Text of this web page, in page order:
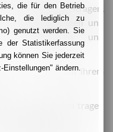
dazu beitragen,
Vorstellungen und
auszurichten und
ihres Kindes auf ihrem
der Trauernden tragen
wie z. B.:
die für den Betrieb
die lediglich zu
genutzt werden. Sie
der Statistikerfassung
können Sie jederzeit
ändern.